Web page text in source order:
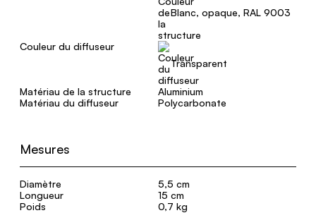
Blanc, opaque, RAL 9003
Couleur du diffuseur
Transparent
Matériau de la structure
Aluminium
Matériau du diffuseur
Polycarbonate
Mesures
Diamètre
5,5 cm
Longueur
15 cm
Poids
0,7 kg